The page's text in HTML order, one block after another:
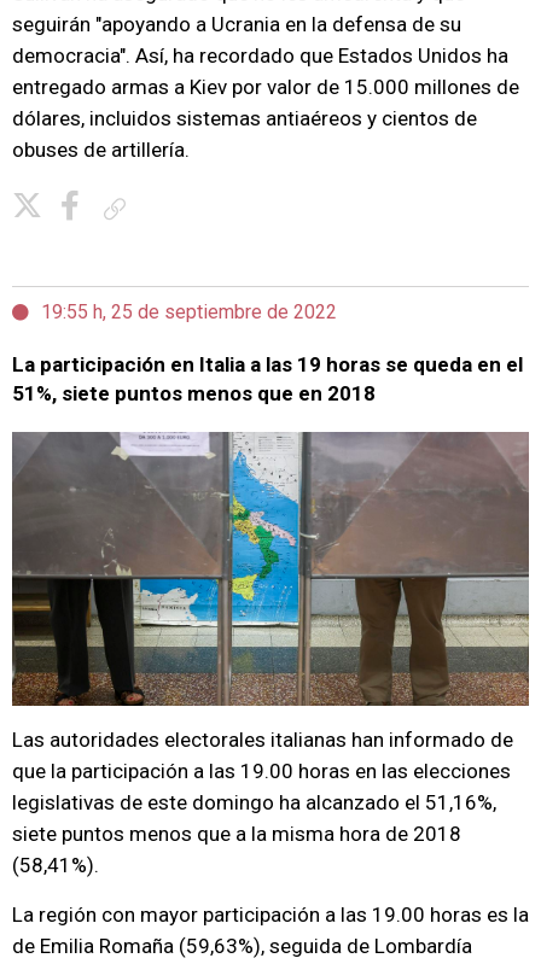
seguirán "apoyando a Ucrania en la defensa de su
democracia". Así, ha recordado que Estados Unidos ha
entregado armas a Kiev por valor de 15.000 millones de
dólares, incluidos sistemas antiaéreos y cientos de
obuses de artillería.
19:55 h, 25 de septiembre de 2022
La participación en Italia a las 19 horas se queda en el
51%, siete puntos menos que en 2018
Las autoridades electorales italianas han informado de
que la participación a las 19.00 horas en las elecciones
legislativas de este domingo ha alcanzado el 51,16%,
siete puntos menos que a la misma hora de 2018
(58,41%).
La región con mayor participación a las 19.00 horas es la
de Emilia Romaña (59,63%), seguida de Lombardía